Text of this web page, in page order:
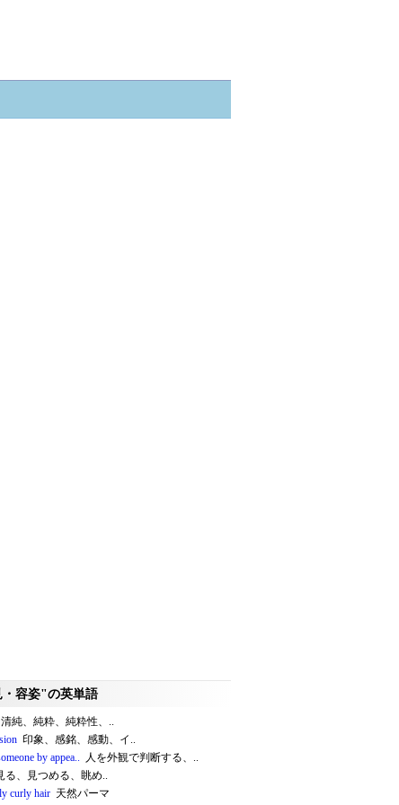
容姿"の英単語
清純、純粋、純粋性、..
印象、感銘、感動、イ..
by appea.. 人を外観で判断する、..
る、見つめる、眺め..
curly hair 天然パーマ